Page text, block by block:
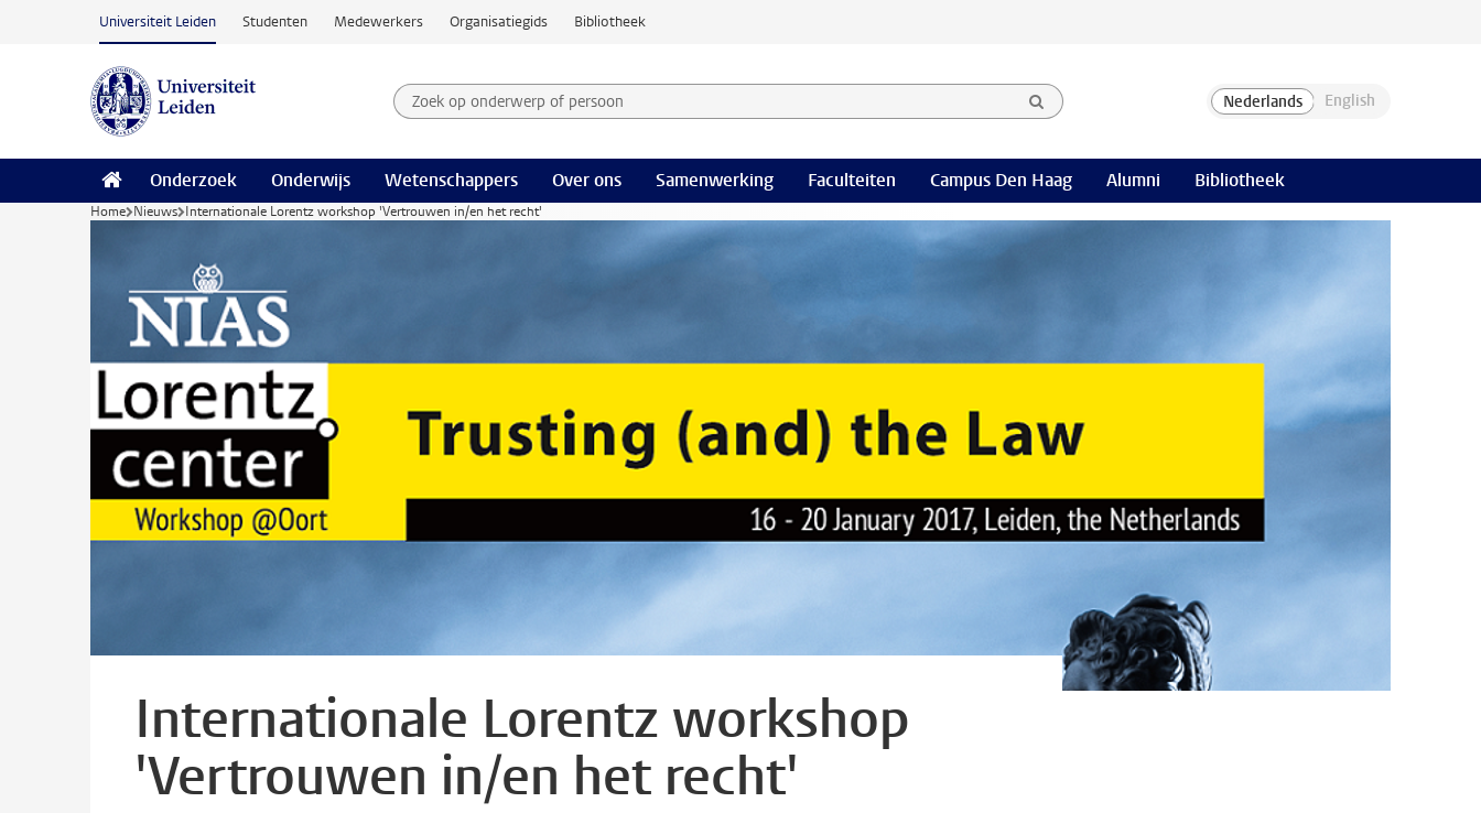
Ga naar hoofdinhoud
Universiteit Leiden Studenten Medewerkers Organisatiegids Bibliotheek
Zoek op onderwerp of persoon en selecteer categorie
Zoekterm
Onderzoek Onderwijs Wetenschappers Over ons Samenwerking Faculteiten Campus Den Haag Alumni Bibliotheek
Home Nieuws Internationale Lorentz workshop 'Vertrouwen in/en het recht'
Internationale Lorentz workshop
'Vertrouwen in/en het recht'